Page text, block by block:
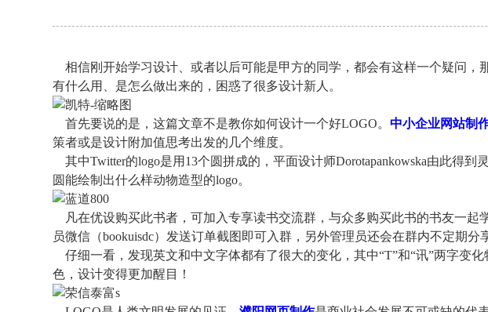
相信刚开始学习设计、或者以后可能是甲方的同学，都会有这样一个疑问，
有什么用、是怎么做出来的，困惑了很多设计新人。
首先要说的是，这篇文章不是教你如何设计一个好LOGO。中小企业网站制
策者或是设计附加值思考出发的几个维度。
其中Twitter的logo是用13个圆拼成的，平面设计师Dorotapankowska由此得到
圆能绘制出什么样动物造型的logo。
凡在优设购买此书者，可加入专享读书交流群，与众多购买此书的书友一起
员微信（bookuisdc）发送订单截图即可入群，另外管理员还会在群内不定期分
仔细一看，发现英文和中文字体都有了很大的变化，其中“T”和“讯”两字变
色，设计变得更加醒目！